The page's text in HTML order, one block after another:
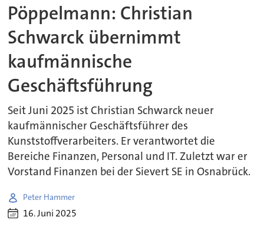
Pöppelmann: Christian
Schwarck übernimmt
kaufmännische
Geschäftsführung
Seit Juni 2025 ist Christian Schwarck neuer
kaufmännischer Geschäftsführer des
Kunststoffverarbeiters. Er verantwortet die
Bereiche Finanzen, Personal und IT. Zuletzt war er
Vorstand Finanzen bei der Sievert SE in Osnabrück.
Peter Hammer
16. Juni 2025